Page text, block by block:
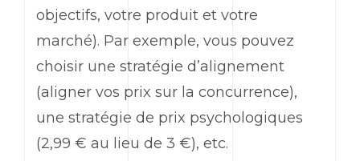
objectifs, votre produit et votre
marché). Par exemple, vous pouvez
choisir une stratégie d’alignement
(aligner vos prix sur la concurrence),
une stratégie de prix psychologiques
(2,99 € au lieu de 3 €), etc.